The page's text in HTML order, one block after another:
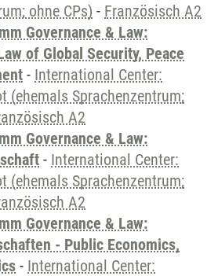
ohne CPs) - Französisch A2
Governance & Law:
of Global Security, Peace
- International Center:
(ehemals Sprachenzentrum;
A2
Governance & Law:
- International Center:
(ehemals Sprachenzentrum;
A2
Governance & Law:
- Public Economics,
- International Center: